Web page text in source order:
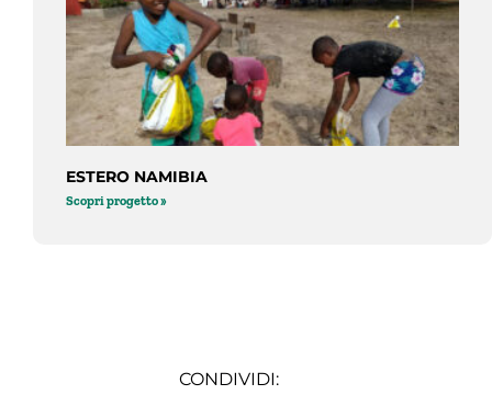
ESTERO NAMIBIA
Scopri progetto »
CONDIVIDI: